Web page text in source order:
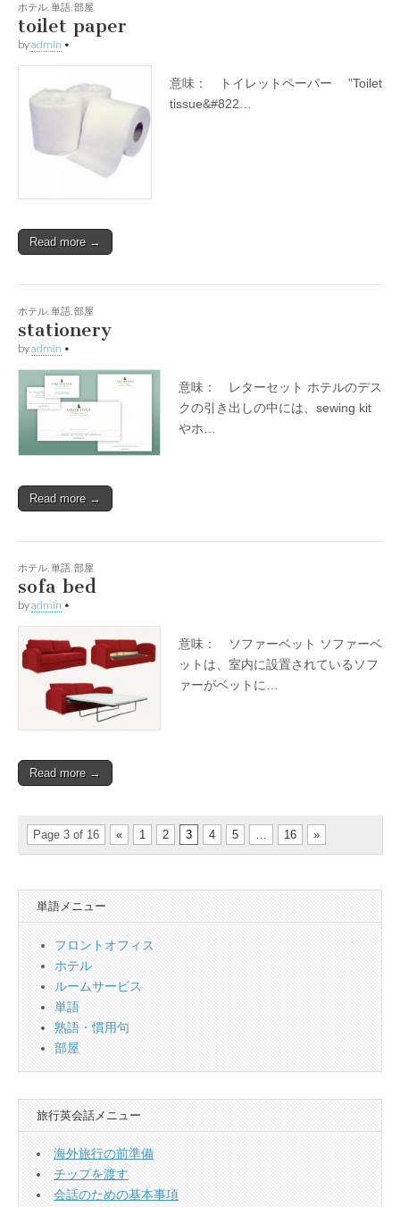
ホテル 単語 部屋
toilet paper
byadmin •
意味： トイレットペーパー ”Toilet
tissue&#822…
Read more →
ホテル 単語 部屋
stationery
byadmin •
意味： レターセット ホテルのデス
クの引き出しの中には、sewing kit
やホ…
Read more →
ホテル 単語 部屋
sofa bed
byadmin •
意味： ソファーベット ソファーベ
ットは、室内に設置されているソフ
ァーがベットに…
Read more →
Page 3 of 16 « 1 2 3 4 5 16 »
単語メニュー
フロントオフィス
ホテル
ルームサービス
単語
熟語・慣用句
部屋
旅行英会話メニュー
海外旅行の前準備
チップを渡す
会話のための基本事項